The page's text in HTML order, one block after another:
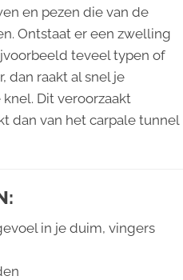
en pezen die van de
Ontstaat er een zwelling
teveel typen of
dan raakt al snel je
Dit veroorzaakt
dan van het carpale tunnel
in je duim, vingers